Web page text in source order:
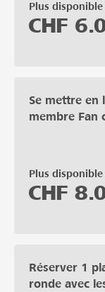
Plus disponible
CHF
Se mettre en
membre Fan
Plus disponible
CHF
Réserver 1
ronde avec